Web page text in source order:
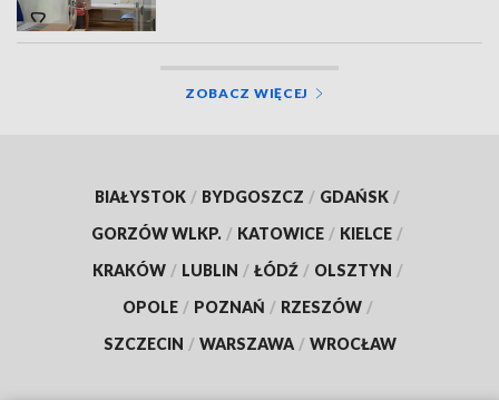
ZOBACZ WIĘCEJ
BIAŁYSTOK / BYDGOSZCZ / GDAŃSK /
GORZÓW WLKP. / KATOWICE / KIELCE /
KRAKÓW / LUBLIN / ŁÓDŹ / OLSZTYN /
OPOLE / POZNAŃ / RZESZÓW /
SZCZECIN / WARSZAWA / WROCŁAW